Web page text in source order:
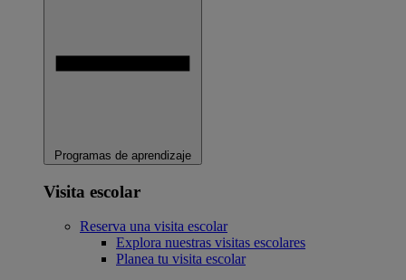
Programas de aprendizaje
Visita escolar
Reserva una visita escolar
Explora nuestras visitas escolares
Planea tu visita escolar